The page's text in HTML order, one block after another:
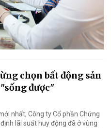
chọn bất động sản
được"
nhất, Công ty Cổ phần Chứng
lãi suất huy động đã ở vùng